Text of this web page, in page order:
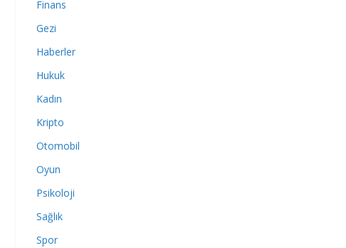
Finans
Gezi
Haberler
Hukuk
Kadın
Kripto
Otomobil
Oyun
Psikoloji
Sağlık
Spor